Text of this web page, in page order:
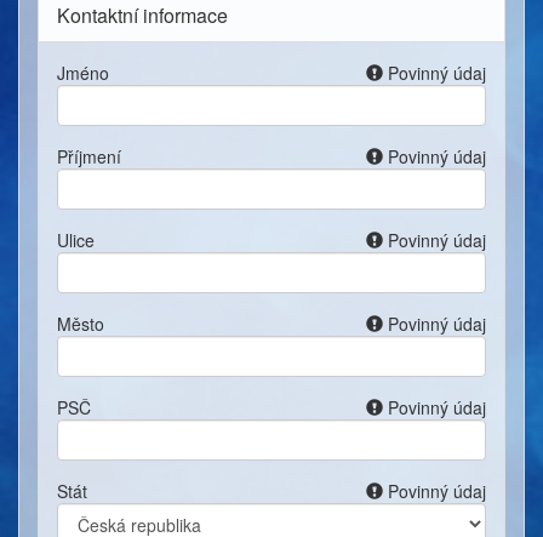
Kontaktní informace
Jméno Povinný údaj
Příjmení Povinný údaj
Ulice Povinný údaj
Město Povinný údaj
PSČ Povinný údaj
Stát Povinný údaj